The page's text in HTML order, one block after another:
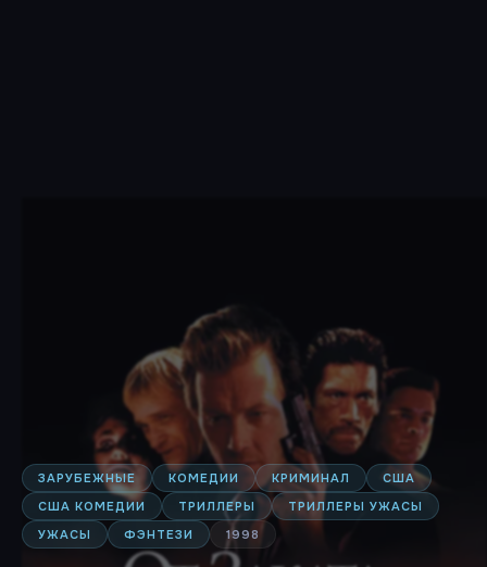
ЗАРУБЕЖНЫЕ КОМЕДИИ КРИМИНАЛ
США
США КОМЕДИИ
ТРИЛЛЕРЫ
ТРИЛЛЕРЫ УЖАСЫ
УЖАСЫ
ФЭНТЕЗИ 1998